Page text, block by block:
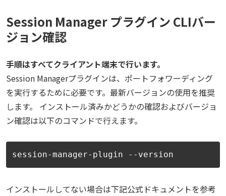
Session Manager プラグイン CLIバー
ジョン確認
手順はすべてクライアント端末で行います。
Session Managerプラグインは、ポートフォワーディング
を実行するために必要です。最新バージョンの使用を推奨
します。 インストール済みかどうかの確認およびバージョ
ン確認は以下のコマンドで行えます。
session-manager-plugin --version
インストールしてない場合は下記公式ドキュメントを参考